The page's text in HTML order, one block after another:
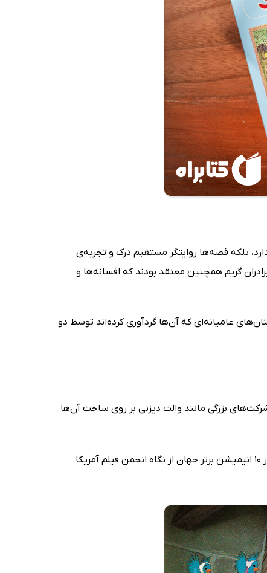
بلکه قصه‌ها روایتگر مستقیم درک و تجربه‌ی
گریم همچنین معتقد بودند که افسانه‌ها و
عامیانه‌ای که آن‌ها گردآوری کرده‌اند توسط دو
بزرگی مانند والت دیزنی بر روی ساخت آن‌ها
انیمیشن سفیدبرفی و هفت کوتوله که در سال 1937 بر اساس افسانه‌ی سفید برفی برادران گریم ساخته شد و توانست به یکی از 10 انیمیشن برتر جهان از نگاه انجمن فیلم آمریکا